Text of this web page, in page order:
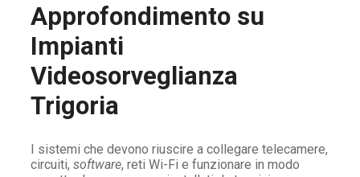
Approfondimento su
Impianti
Videosorveglianza
Trigoria
I sistemi che devono riuscire a collegare telecamere,
circuiti, software, reti Wi-Fi e funzionare in modo